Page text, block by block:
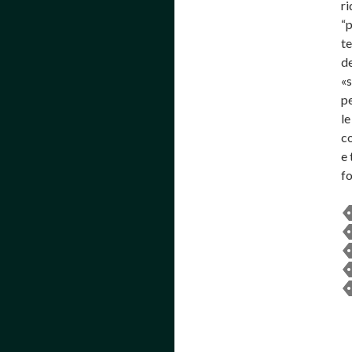
e